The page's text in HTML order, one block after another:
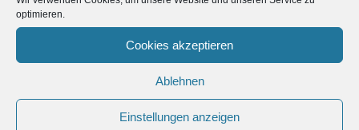
optimieren.
Cookies akzeptieren
Ablehnen
Einstellungen anzeigen
denCaptain Toad: Treasure Tracker Overview Trailer an.
Klicke hier, um Marketing-Cookies zu
akzeptieren und diesen Inhalt zu aktivieren